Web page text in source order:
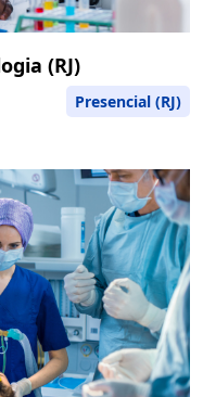
(RJ)
Presencial (RJ)